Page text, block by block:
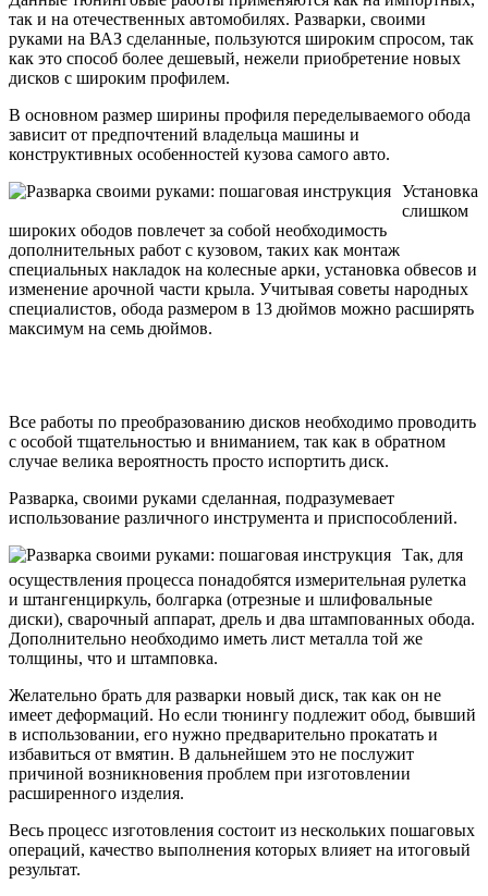
так и на отечественных автомобилях. Разварки, своими
руками на ВАЗ сделанные, пользуются широким спросом, так
как это способ более дешевый, нежели приобретение новых
дисков с широким профилем.
В основном размер ширины профиля переделываемого обода
зависит от предпочтений владельца машины и
конструктивных особенностей кузова самого авто.
Установка
слишком
широких ободов повлечет за собой необходимость
дополнительных работ с кузовом, таких как монтаж
специальных накладок на колесные арки, установка обвесов и
изменение арочной части крыла. Учитывая советы народных
специалистов, обода размером в 13 дюймов можно расширять
максимум на семь дюймов.
Все работы по преобразованию дисков необходимо проводить
с особой тщательностью и вниманием, так как в обратном
случае велика вероятность просто испортить диск.
Разварка, своими руками сделанная, подразумевает
использование различного инструмента и приспособлений.
Так, для
осуществления процесса понадобятся измерительная рулетка
и штангенциркуль, болгарка (отрезные и шлифовальные
диски), сварочный аппарат, дрель и два штампованных обода.
Дополнительно необходимо иметь лист металла той же
толщины, что и штамповка.
Желательно брать для разварки новый диск, так как он не
имеет деформаций. Но если тюнингу подлежит обод, бывший
в использовании, его нужно предварительно прокатать и
избавиться от вмятин. В дальнейшем это не послужит
причиной возникновения проблем при изготовлении
расширенного изделия.
Весь процесс изготовления состоит из нескольких пошаговых
операций, качество выполнения которых влияет на итоговый
результат.